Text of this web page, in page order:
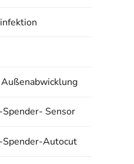
Sensor
Autocut